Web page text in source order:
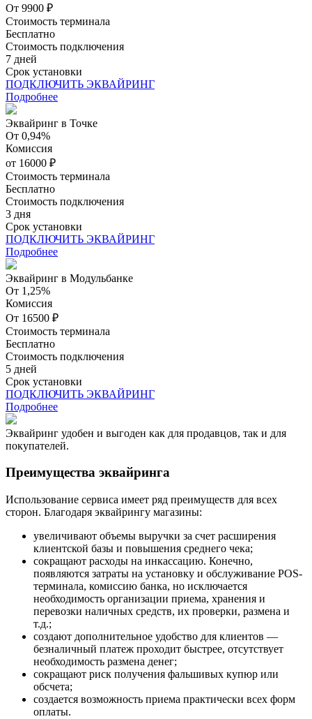
От 9900 ₽
Стоимость терминала
Бесплатно
Стоимость подключения
7 дней
Срок установки
ПОДКЛЮЧИТЬ ЭКВАЙРИНГ
Подробнее
Эквайринг в Точке
От 0,94%
Комиссия
от 16000 ₽
Стоимость терминала
Бесплатно
Стоимость подключения
3 дня
Срок установки
ПОДКЛЮЧИТЬ ЭКВАЙРИНГ
Подробнее
Эквайринг в Модульбанке
От 1,25%
Комиссия
От 16500 ₽
Стоимость терминала
Бесплатно
Стоимость подключения
5 дней
Срок установки
ПОДКЛЮЧИТЬ ЭКВАЙРИНГ
Подробнее
Эквайринг удобен и выгоден как для продавцов, так и для
покупателей.
Преимущества эквайринга
Использование сервиса имеет ряд преимуществ для всех
сторон. Благодаря эквайрингу магазины:
увеличивают объемы выручки за счет расширения
клиентской базы и повышения среднего чека;
сокращают расходы на инкассацию. Конечно,
появляются затраты на установку и обслуживание POS-
терминала, комиссию банка, но исключается
необходимость организации приема, хранения и
перевозки наличных средств, их проверки, размена и
т.д.;
создают дополнительное удобство для клиентов —
безналичный платеж проходит быстрее, отсутствует
необходимость размена денег;
сокращают риск получения фальшивых купюр или
обсчета;
создается возможность приема практически всех форм
оплаты.